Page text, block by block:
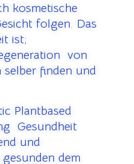
kosmetische
folgen. Das
ist;
von
selber finden und
Plantbased
Gesundheit
und
dem